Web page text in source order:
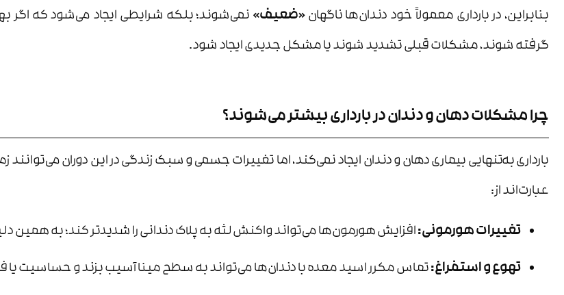
بنابراین، در بارداری معمولاً خود دندان‌ها ناگهان«ضعیف» نمی‌شوند؛ بلکه شرایطی ایجاد می‌شود که اگر
گرفته شوند، مشکلات قبلی تشدید شوند یا مشکل جدیدی ایجاد شود.
چرا مشکلات دهان و دندان در بارداری بیشتر می‌شوند؟
بارداری به‌تنهایی بیماری دهان و دندان ایجاد نمی‌کند، اما تغییرات جسمی و سبک زندگی در این دوران
عبارت‌اند از:
تغییرات هورمونی:افزایش هورمون‌ها می‌تواند واکنش لثه به پلاک دندانی را شدیدتر کند؛ به همین
تهوع و استفراغ:تماس مکرر اسید معده با دندان‌ها می‌تواند به سطح مینا آسیب بزند و حساسیت یا